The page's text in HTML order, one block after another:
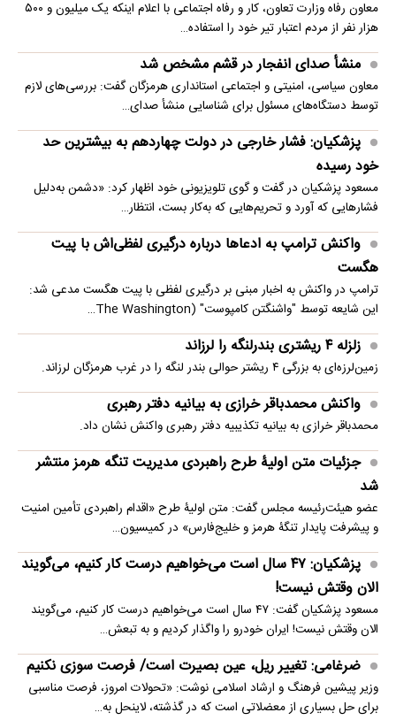
معاون رفاه وزارت تعاون، کار و رفاه اجتماعی با اعلام اینکه یک میلیون و ۵۰۰
هزار نفر از مردم اعتبار تیر خود را استفاده…
منشأ صدای انفجار در قشم مشخص شد
معاون سیاسی، امنیتی و اجتماعی استانداری هرمزگان گفت: بررسی‌های لازم
توسط دستگاه‌های مسئول برای شناسایی منشأ صدای…
پزشکیان: فشار خارجی در دولت چهاردهم به بیشترین حد
خود رسیده
مسعود پزشکیان در گفت و گوی تلویزیونی خود اظهار کرد: «دشمن به‌دلیل
فشارهایی که آورد و تحریم‌هایی که به‌کار بست، انتظار…
واکنش ترامپ به ادعاها درباره درگیری لفظی‌اش با پیت
هگست
ترامپ در واکنش به اخبار مبنی بر درگیری لفظی با پیت هگست مدعی شد:
این شایعه توسط "واشنگتن کامپوست" (The Washington…
زلزله ۴ ریشتری بندرلنگه را لرزاند
زمین‌لرزه‌ای به بزرگی ۴ ریشتر حوالی بندر لنگه را در غرب هرمزگان لرزاند.
واکنش محمدباقر خرازی به بیانیه دفتر رهبری
محمدباقر خرازی به بیانیه تکذیبیه دفتر رهبری واکنش نشان داد.
جزئیات متن اولیۀ طرح راهبردی مدیریت تنگه هرمز منتشر
شد
عضو هیئت‌رئیسه مجلس گفت: متن اولیۀ طرح «اقدام راهبردی تأمین امنیت
و پیشرفت پایدار تنگۀ هرمز و خلیج‌فارس» در کمیسیون…
پزشکیان: ۴۷ سال است می‌خواهیم درست کار کنیم، می‌گویند
الان وقتش نیست!
مسعود پزشکیان گفت: ۴۷ سال است می‌خواهیم درست کار کنیم، می‌گویند
الان وقتش نیست! ایران خودرو را واگذار کردیم و به تبعش…
ضرغامی: تغییر ریل، عین بصیرت است/ فرصت سوزی نکنیم
وزیر پیشین فرهنگ و ارشاد اسلامی نوشت: «تحولات امروز، فرصت مناسبی
برای حل بسیاری از معضلاتی‌ است که در گذشته، لاینحل به…